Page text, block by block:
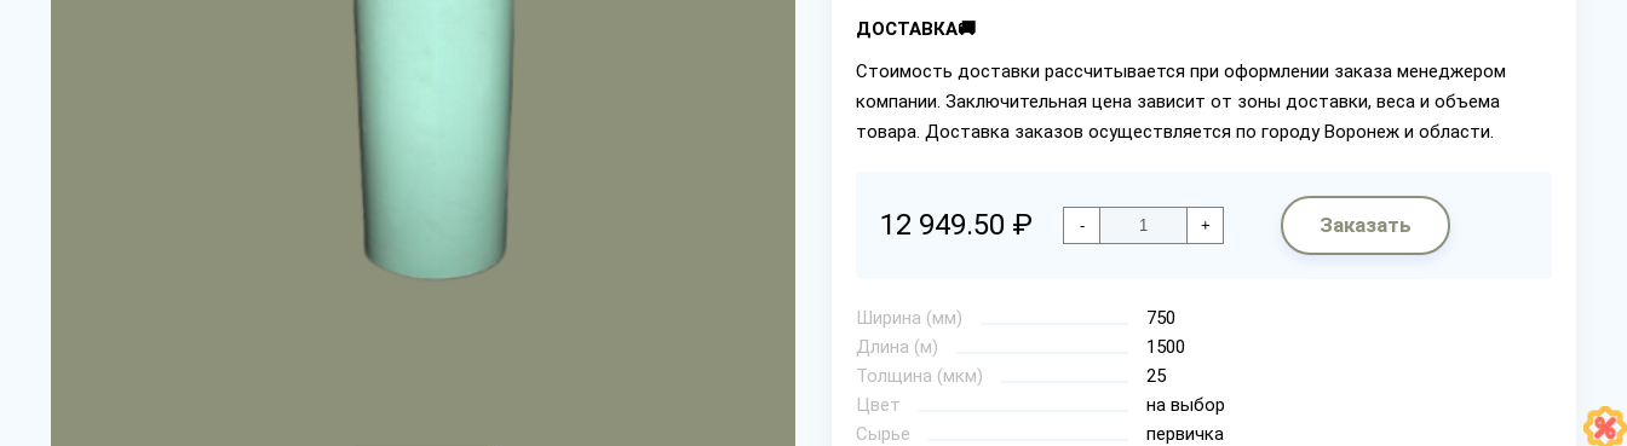
ДОСТАВКА🚚
Стоимость доставки рассчитывается при оформлении заказа менеджером
компании. Заключительная цена зависит от зоны доставки, веса и объема
товара. Доставка заказов осуществляется по городу Воронеж и области.
12 949.50 ₽ - + Заказать
Ширина (мм)
750
Длина (м)
1500
Толщина (мкм)
25
Цвет
на выбор
Сырье
первичка